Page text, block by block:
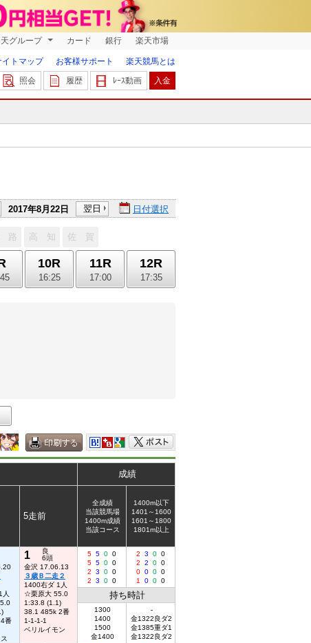
グループ カード 銀行 楽天市場
イトマップ お客様サポート
楽天競馬とは
照会 履歴 ﾚｰｽ動画 入金
2017年8月22日 翌日 日付選択
路 高 知
佐 賀
10R
16:25
11R
17:00
12R
17:35
成績
5走前
全成績
当該競馬場
1400m成績
当該コース
1400m以下
1401～1600
1601～1800
1801m以上
番
1
良
6頭
金沢 17.06.13
３歳Ｂ二走２
1400右ダ 1人
☆栗原大 55.0
1:33.8 (1.1)
38.1 485k 2番
1-1-1-1
ベリルイモン
5 5 0 0
5 5 0 0
2
3 0 0
2
3 0 0
2 3 0 0
2
2 0 0
0 0 0 0
1
0 0 0
持ち時計
1300
1400
1500
金1400
-
金1322良ダ2
金1385重ダ1
金1322良ダ2